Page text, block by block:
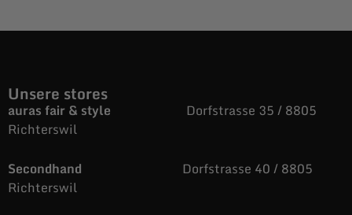
Unsere stores
auras fair & style Dorfstrasse 35 / 8805
Richterswil
Secondhand Dorfstrasse 40 / 8805
Richterswil